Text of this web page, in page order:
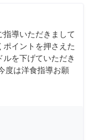
指導いただきまして
イントを押さえた
ルを下げていただき
度は洋食指導お願